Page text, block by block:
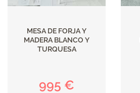
MESA DE FORJA Y
MADERA BLANCO Y
TURQUESA
995 €